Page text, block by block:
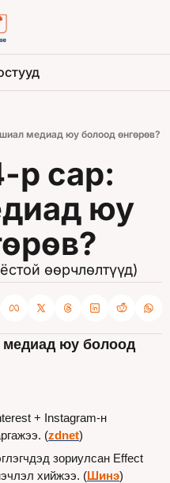
медиад юу болоод өнгөрөв?
р сар:
юу
өөрчлөлтүүд)
юу болоод
+ Instagram-н
(zdnet)
зориулсан Effect
хийжээ. (Шинэ)